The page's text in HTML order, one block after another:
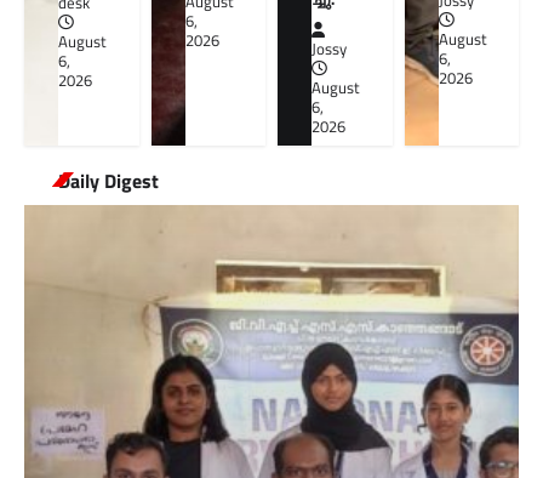
August
6,
2026
6,
2026
Jossy
August
6,
2026
August
6,
2026
Daily Digest